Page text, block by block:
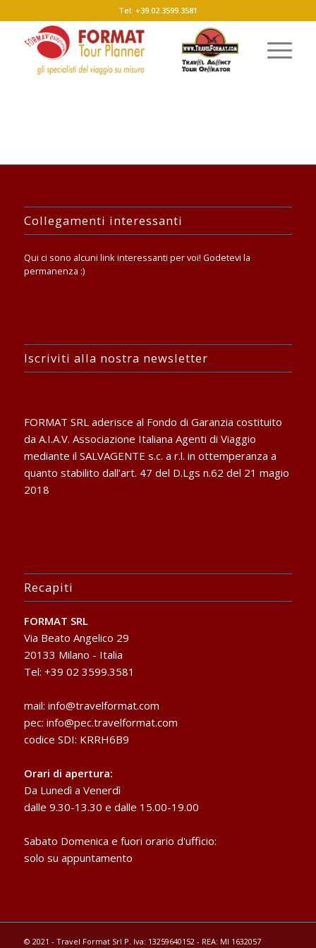
Tel: +39.02.3599.3581
Collegamenti interessanti
Qui ci sono alcuni link interessanti per voi! Godetevi la
permanenza :)
Iscriviti alla nostra newsletter
FORMAT SRL aderisce al Fondo di Garanzia costituito
da A.I.A.V. Associazione Italiana Agenti di Viaggio
mediante il SALVAGENTE s.c. a r.l. in ottemperanza a
quanto stabilito dall’art. 47 del D.Lgs n.62 del 21 magio
2018
Recapiti
FORMAT SRL
Via Beato Angelico 29
20133 Milano - Italia
Tel: +39 02 3599.3581
mail: info@travelformat.com
pec: info@pec.travelformat.com
codice SDI: KRRH6B9
Orari di apertura:
Da Lunedì a Venerdì
dalle 9.30-13.30 e dalle 15.00-19.00
Sabato Domenica e fuori orario d'ufficio:
solo su appuntamento
© 2021 - Travel Format Srl P. Iva: 13259640152 - REA: MI 1632057